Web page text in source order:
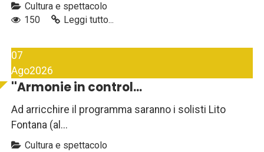
Cultura e spettacolo
150
Leggi tutto...
07
Ago2026
''Armonie in control...
Ad arricchire il programma saranno i solisti Lito
Fontana (al...
Cultura e spettacolo